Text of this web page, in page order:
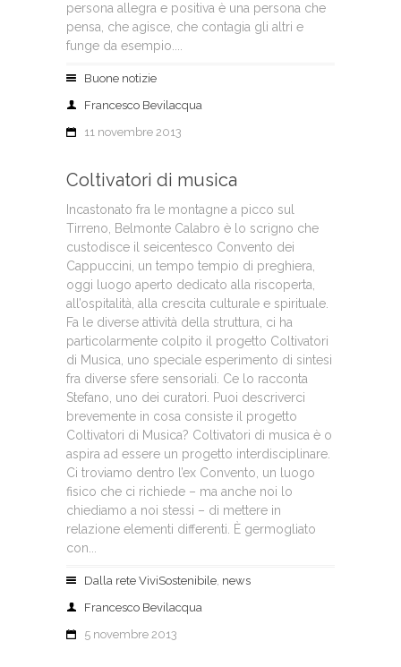
persona allegra e positiva è una persona che
pensa, che agisce, che contagia gli altri e
funge da esempio....
Buone notizie
Francesco Bevilacqua
11 novembre 2013
Coltivatori di musica
Incastonato fra le montagne a picco sul
Tirreno, Belmonte Calabro è lo scrigno che
custodisce il seicentesco Convento dei
Cappuccini, un tempo tempio di preghiera,
oggi luogo aperto dedicato alla riscoperta,
all’ospitalità, alla crescita culturale e spirituale.
Fa le diverse attività della struttura, ci ha
particolarmente colpito il progetto Coltivatori
di Musica, uno speciale esperimento di sintesi
fra diverse sfere sensoriali. Ce lo racconta
Stefano, uno dei curatori. Puoi descriverci
brevemente in cosa consiste il progetto
Coltivatori di Musica? Coltivatori di musica è o
aspira ad essere un progetto interdisciplinare.
Ci troviamo dentro l’ex Convento, un luogo
fisico che ci richiede – ma anche noi lo
chiediamo a noi stessi – di mettere in
relazione elementi differenti. È germogliato
con...
Dalla rete ViviSostenibile, news
Francesco Bevilacqua
5 novembre 2013